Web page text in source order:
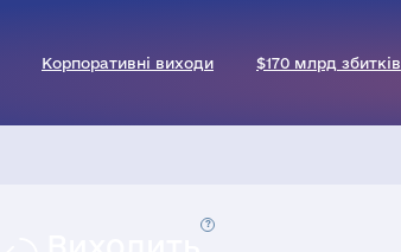
Корпоративні виходи $170 млрд збитків